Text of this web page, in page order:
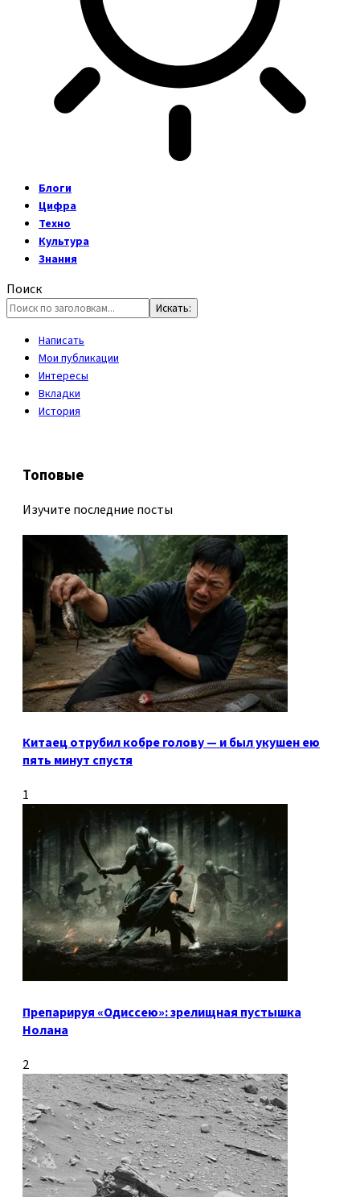
Блоги
Цифра
Техно
Культура
Знания
Поиск
Написать
Мои публикации
Интересы
Вкладки
История
Топовые
Изучите последние посты
Китаец отрубил кобре голову — и был укушен ею
пять минут спустя
1
Препарируя «Одиссею»: зрелищная пустышка
Нолана
2